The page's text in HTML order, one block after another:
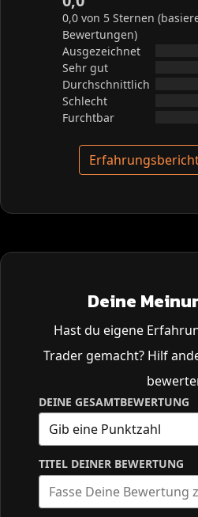
0,0 von 5 Sternen
Bewertungen)
Ausgezeichnet
Sehr gut
Durchschnittlich
Schlecht
Furchtbar
Deine
Hast du eigene
Trader gemacht? Hilf
DEINE GESAMTBEWERTUNG
TITEL DEINER BEWERTUNG